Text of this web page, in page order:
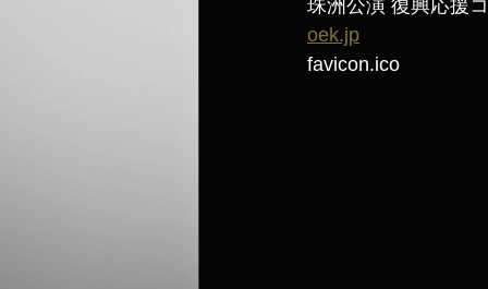
珠洲公演 復興応援
oek.jp
favicon.ico